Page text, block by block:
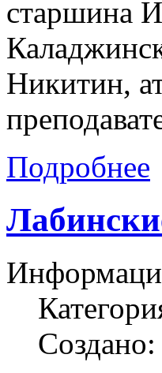
старшина
Никитин,
Подробнее